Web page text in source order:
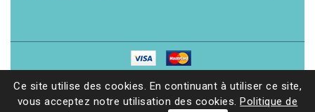
Ce site utilise des cookies. En continuant à utiliser ce site,
vous acceptez notre utilisation des cookies. Politique de
© 2026 - Librairie 7ici| Site web réalisé par Ethicweb